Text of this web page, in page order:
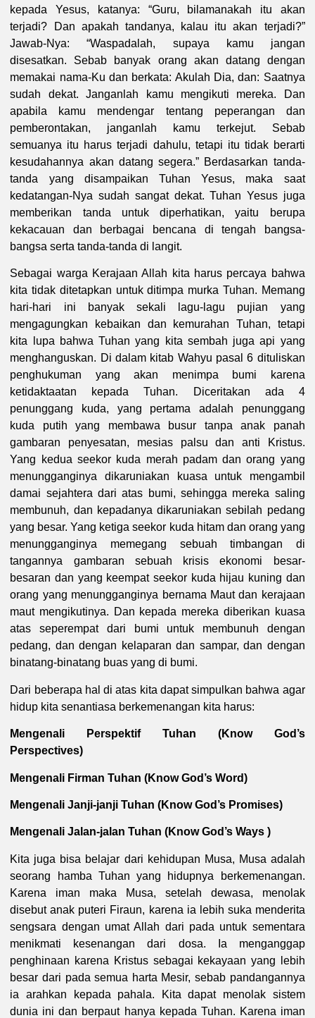
kepada Yesus, katanya: “Guru, bilamanakah itu akan
terjadi? Dan apakah tandanya, kalau itu akan terjadi?”
Jawab-Nya: “Waspadalah, supaya kamu jangan
disesatkan. Sebab banyak orang akan datang dengan
memakai nama-Ku dan berkata: Akulah Dia, dan: Saatnya
sudah dekat. Janganlah kamu mengikuti mereka. Dan
apabila kamu mendengar tentang peperangan dan
pemberontakan, janganlah kamu terkejut. Sebab
semuanya itu harus terjadi dahulu, tetapi itu tidak berarti
kesudahannya akan datang segera.” Berdasarkan tanda-
tanda yang disampaikan Tuhan Yesus, maka saat
kedatangan-Nya sudah sangat dekat. Tuhan Yesus juga
memberikan tanda untuk diperhatikan, yaitu berupa
kekacauan dan berbagai bencana di tengah bangsa-
bangsa serta tanda-tanda di langit.
Sebagai warga Kerajaan Allah kita harus percaya bahwa
kita tidak ditetapkan untuk ditimpa murka Tuhan. Memang
hari-hari ini banyak sekali lagu-lagu pujian yang
mengagungkan kebaikan dan kemurahan Tuhan, tetapi
kita lupa bahwa Tuhan yang kita sembah juga api yang
menghanguskan. Di dalam kitab Wahyu pasal 6 dituliskan
penghukuman yang akan menimpa bumi karena
ketidaktaatan kepada Tuhan. Diceritakan ada 4
penunggang kuda, yang pertama adalah penunggang
kuda putih yang membawa busur tanpa anak panah
gambaran penyesatan, mesias palsu dan anti Kristus.
Yang kedua seekor kuda merah padam dan orang yang
menungganginya dikaruniakan kuasa untuk mengambil
damai sejahtera dari atas bumi, sehingga mereka saling
membunuh, dan kepadanya dikaruniakan sebilah pedang
yang besar. Yang ketiga seekor kuda hitam dan orang yang
menungganginya memegang sebuah timbangan di
tangannya gambaran sebuah krisis ekonomi besar-
besaran dan yang keempat seekor kuda hijau kuning dan
orang yang menungganginya bernama Maut dan kerajaan
maut mengikutinya. Dan kepada mereka diberikan kuasa
atas seperempat dari bumi untuk membunuh dengan
pedang, dan dengan kelaparan dan sampar, dan dengan
binatang-binatang buas yang di bumi.
Dari beberapa hal di atas kita dapat simpulkan bahwa agar
hidup kita senantiasa berkemenangan kita harus:
Mengenali Perspektif Tuhan (Know God’s
Perspectives)
Mengenali Firman Tuhan (Know God’s Word)
Mengenali Janji-janji Tuhan (Know God’s Promises)
Mengenali Jalan-jalan Tuhan (Know God’s Ways )
Kita juga bisa belajar dari kehidupan Musa, Musa adalah
seorang hamba Tuhan yang hidupnya berkemenangan.
Karena iman maka Musa, setelah dewasa, menolak
disebut anak puteri Firaun, karena ia lebih suka menderita
sengsara dengan umat Allah dari pada untuk sementara
menikmati kesenangan dari dosa. Ia menganggap
penghinaan karena Kristus sebagai kekayaan yang lebih
besar dari pada semua harta Mesir, sebab pandangannya
ia arahkan kepada pahala. Kita dapat menolak sistem
dunia ini dan berpaut hanya kepada Tuhan. Karena iman